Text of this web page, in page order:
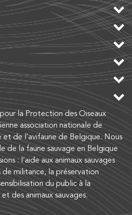
la Protection des Oiseaux
association nationale de
de l’avifaune de Belgique. Nous
de la faune sauvage en Belgique
: l’aide aux animaux sauvages
de militance, la préservation
du public à la
des animaux sauvages.